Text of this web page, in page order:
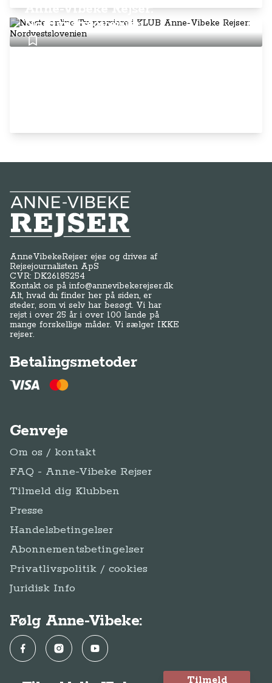
Anne-Vibeke Rejser:
Nordvestslovenien
Anne-Vibeke Rejser
AnneVibekeRejser ejes og drives af
Rejsejournalisten ApS
CVR: DK26185254
Kontakt os påinfo@annevibekerejser.dk
Alt, hvad du finder her på siden, er
steder, som vi selv har besøgt. Vi har
rejst i over 25 år i over 100 lande på
mange forskellige måder. Vi sælger IKKE
rejser.
Betalingsmetoder
Genveje
Om os / kontakt
FAQ - Anne-Vibeke Rejser
Tilmeld dig Klubben
Presse
Handelsbetingelser
Abonnementsbetingelser
Privatlivspolitik / cookies
Juridisk Info
Følg Anne-Vibeke:
FacebookInstagramYouTube
Tilmeld